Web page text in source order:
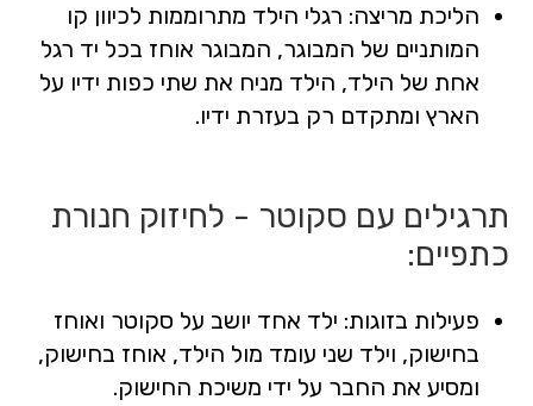
הליכת מריצה: רגלי הילד מתרוממות לכיוון קו
המותניים של המבוגר, המבוגר אוחז בכל יד רגל
אחת של הילד, הילד מניח את שתי כפות ידיו על
הארץ ומתקדם רק בעזרת ידיו.
תרגילים עם סקוטר - לחיזוק חנורת
כתפיים:
פעילות בזוגות: ילד אחד יושב על סקוטר ואוחז
בחישוק, וילד שני עומד מול הילד, אוחז בחישוק,
ומסיע את החבר על ידי משיכת החישוק.